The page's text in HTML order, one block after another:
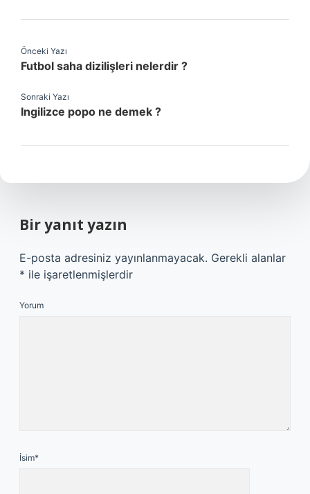
Önceki Yazı
Futbol saha dizilişleri nelerdir ?
Sonraki Yazı
Ingilizce popo ne demek ?
Bir yanıt yazın
E-posta adresiniz yayınlanmayacak. Gerekli alanlar
* ile işaretlenmişlerdir
Yorum
İsim*